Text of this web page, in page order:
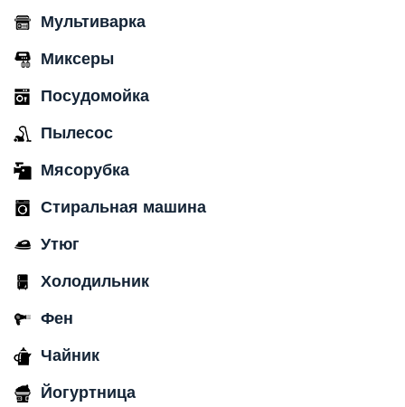
Мультиварка
Миксеры
Посудомойка
Пылесос
Мясорубка
Стиральная машина
Утюг
Холодильник
Фен
Чайник
Йогуртница